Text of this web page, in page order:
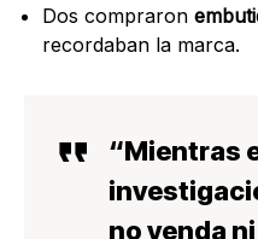
Dos compraron
recordaban la marca.
“Mientras
no venda